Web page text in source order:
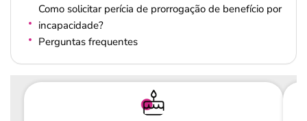
Como solicitar perícia de prorrogação de benefício por
incapacidade?
Perguntas frequentes